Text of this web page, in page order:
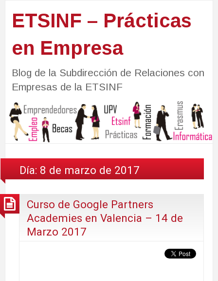
ETSINF – Prácticas
en Empresa
Blog de la Subdirección de Relaciones con
Empresas de la ETSINF
Día: 8 de marzo de 2017
Curso de Google Partners
Academies en Valencia – 14 de
Marzo 2017